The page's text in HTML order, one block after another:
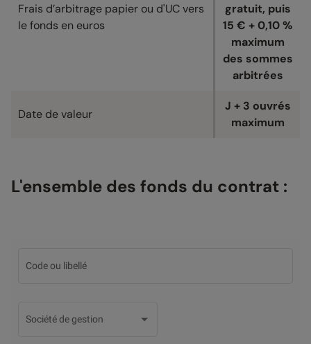
Frais d’arbitrage papier ou d'UC vers
le fonds en euros
gratuit, puis
15 € + 0,10 %
maximum
des sommes
arbitrées
Date de valeur
J + 3 ouvrés
maximum
L'ensemble des fonds du contrat :